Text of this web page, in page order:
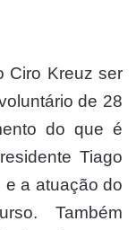
Ciro Kreuz ser
de 28
do que é
Tiago
a atuação do
Também